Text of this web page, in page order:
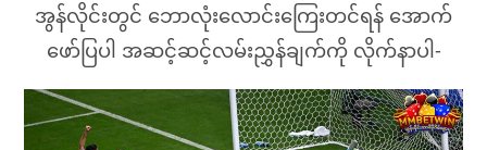
အွန်လိုင်းတွင် ဘောလုံးလောင်းကြေးတင်ရန် အောက်
ဖော်ပြပါ အဆင့်ဆင့်လမ်းညွှန်ချက်ကို လိုက်နာပါ-